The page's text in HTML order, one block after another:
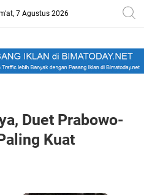
7 Agustus 2026
Duet Prabowo-
Kuat